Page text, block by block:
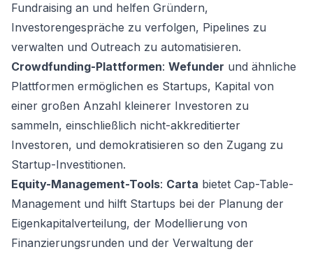
Fundraising an und helfen Gründern,
Investorengespräche zu verfolgen, Pipelines zu
verwalten und Outreach zu automatisieren.
Crowdfunding-Plattformen: Wefunder und ähnliche
Plattformen ermöglichen es Startups, Kapital von
einer großen Anzahl kleinerer Investoren zu
sammeln, einschließlich nicht-akkreditierter
Investoren, und demokratisieren so den Zugang zu
Startup-Investitionen.
Equity-Management-Tools: Carta bietet Cap-Table-
Management und hilft Startups bei der Planung der
Eigenkapitalverteilung, der Modellierung von
Finanzierungsrunden und der Verwaltung der